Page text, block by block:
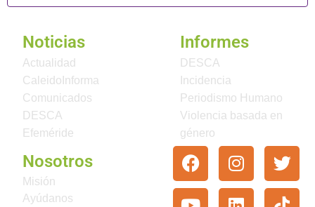
Noticias
Actualidad
CaleidoInforma
Comunicados
DESCA
Efeméride
Informes
DESCA
Incidencia
Periodismo Humano
Violencia basada en
género
Nosotros
Misión
Ayúdanos